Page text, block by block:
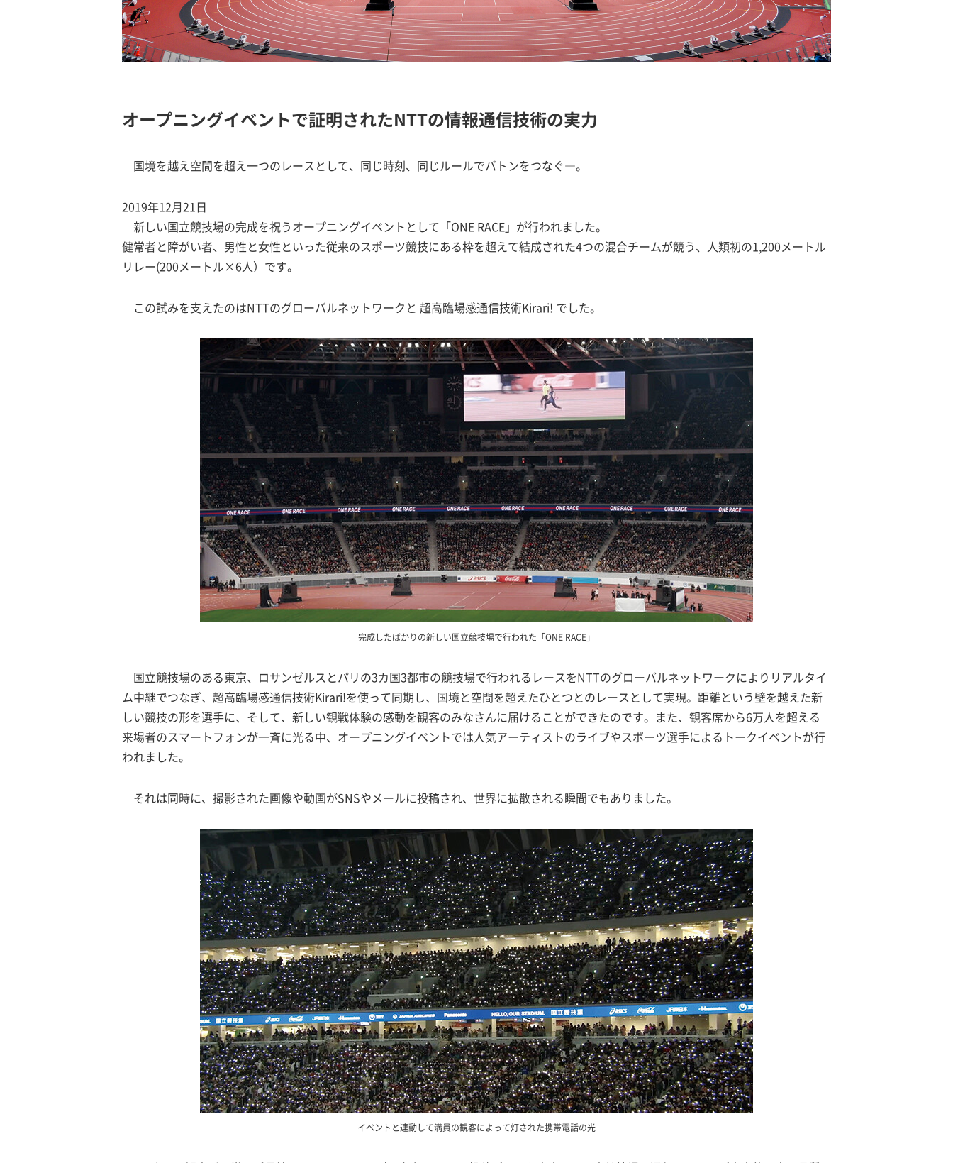
オープニングイベントで証明されたNTTの情報通信技術の実力
国境を越え空間を超え一つのレースとして、同じ時刻、同じルールでバトンをつなぐ―。
2019年12月21日
新しい国立競技場の完成を祝うオープニングイベントとして「ONE RACE」が行われました。
健常者と障がい者、男性と女性といった従来のスポーツ競技にある枠を超えて結成された4つの混合チームが競う、人類初の1,200メートル
リレー(200メートル×6人）です。
この試みを支えたのはNTTのグローバルネットワークと 超高臨場感通信技術Kirari! でした。
完成したばかりの新しい国立競技場で行われた「ONE RACE」
国立競技場のある東京、ロサンゼルスとパリの3カ国3都市の競技場で行われるレースをNTTのグローバルネットワークによりリアルタイ
ム中継でつなぎ、超高臨場感通信技術Kirari!を使って同期し、国境と空間を超えたひとつとのレースとして実現。距離という壁を越えた新
しい競技の形を選手に、そして、新しい観戦体験の感動を観客のみなさんに届けることができたのです。また、観客席から6万人を超える
来場者のスマートフォンが一斉に光る中、オープニングイベントでは人気アーティストのライブやスポーツ選手によるトークイベントが行
われました。
それは同時に、撮影された画像や動画がSNSやメールに投稿され、世界に拡散される瞬間でもありました。
イベントと連動して満員の観客によって灯された携帯電話の光